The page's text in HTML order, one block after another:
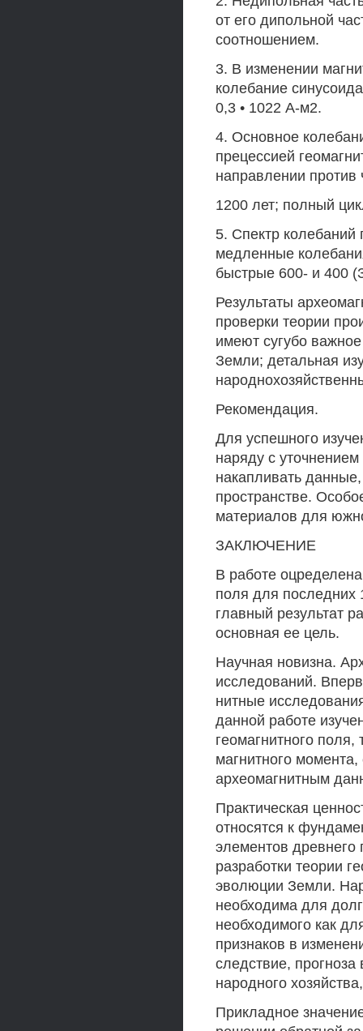
от его дипольной
соотношением.
3. В изменении
колебание
0,3 • 1022 А-м2.
4. Основное
прецессией
направлении против
1200 лет; полный
5. Спектр колебаний
медленные
быстрые 600- и 400
Результаты
проверки теории
имеют сугубо
Земли; детальная
Рекомендация.
Для успешного
наряду с
накапливать
пространстве.
материалов для
ЗАКЛЮЧЕНИЕ
В работе
поля для последних
главный результат
основная ее цель.
Научная новизна.
исследований.
нитные
данной работе
геомагнитного поля,
магнитного
археомагнитным
Практическая
относятся к
элементов древнего
разработки теории
эволюции Земли.
необходима для
необходимого как
признаков в
следствие,
народного
Прикладное